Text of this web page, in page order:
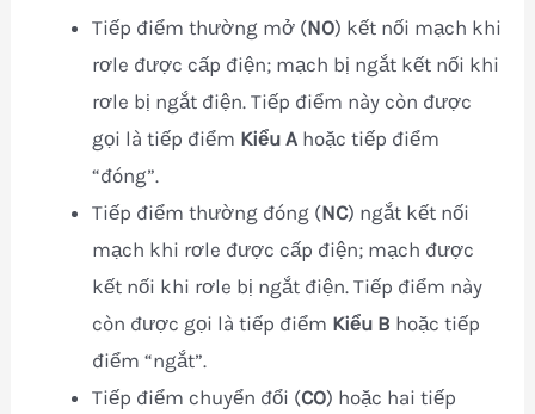
Tiếp điểm thường mở (NO) kết nối mạch khi
rơle được cấp điện; mạch bị ngắt kết nối khi
rơle bị ngắt điện. Tiếp điểm này còn được
gọi là tiếp điểm Kiểu A hoặc tiếp điểm
“đóng”.
Tiếp điểm thường đóng (NC) ngắt kết nối
mạch khi rơle được cấp điện; mạch được
kết nối khi rơle bị ngắt điện. Tiếp điểm này
còn được gọi là tiếp điểm Kiểu B hoặc tiếp
điểm “ngắt”.
Tiếp điểm chuyển đổi (CO) hoặc hai tiếp